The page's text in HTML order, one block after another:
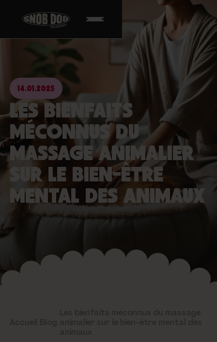
14.01.2025
LES BIENFAITS
MÉCONNUS DU
MASSAGE ANIMALIER
SUR LE BIEN-ÊTRE
MENTAL DES ANIMAUX